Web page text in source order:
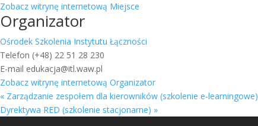
Zobacz witrynę internetową Miejsce
Organizator
Ośrodek Szkolenia Instytutu Łączności
Telefon (+48) 22 51 28 230
E-mail edukacja@itl.waw.pl
Zobacz witrynę internetową Organizator
« Zarządzanie zespołem dla kierowników (szkolenie e-learningowe)
Dyrektywa RED (szkolenie stacjonarne) »